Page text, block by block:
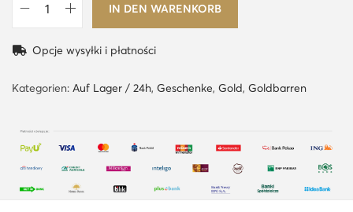
1
a
m
IN DEN WARENKORB
Opcje wysyłki i płatności
Kategorien: Auf Lager / 24h, Geschenke, Gold, Goldbarren